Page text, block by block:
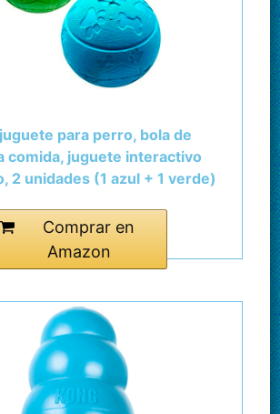
para perro, bola de
comida, juguete interactivo
2 unidades (1 azul + 1 verde)
Comprar en
Amazon